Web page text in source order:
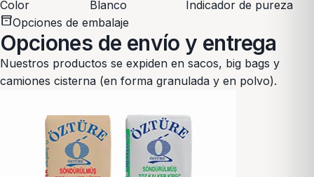
Color
Blanco Indicador de pureza
inventory_2Opciones de embalaje
Opciones de envío y entrega
Nuestros productos se expiden en sacos, big bags y
camiones cisterna (en forma granulada y en polvo).